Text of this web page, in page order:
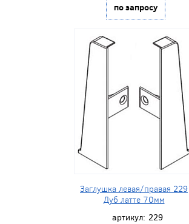
по запросу
Заглушка левая/правая 229
Дуб латте 70мм
артикул: 229